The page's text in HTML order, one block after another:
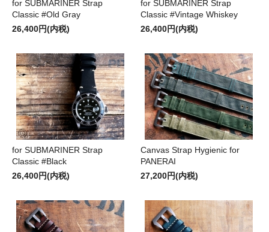
for SUBMARINER Strap
Classic #Old Gray
26,400円(内税)
for SUBMARINER Strap
Classic #Vintage Whiskey
26,400円(内税)
for SUBMARINER Strap
Classic #Black
26,400円(内税)
Canvas Strap Hygienic for
PANERAI
27,200円(内税)